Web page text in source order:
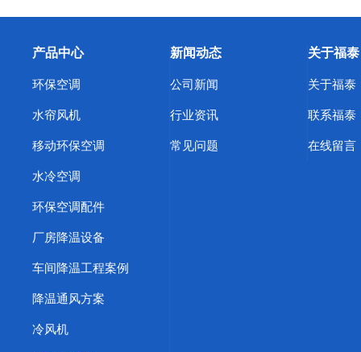
产品中心
环保空调
水帘风机
移动环保空调
水冷空调
环保空调配件
厂房降温设备
车间降温工程案例
降温通风方案
冷风机
新闻动态
公司新闻
行业资讯
常见问题
关于福泰
关于福泰
联系福泰
在线留言